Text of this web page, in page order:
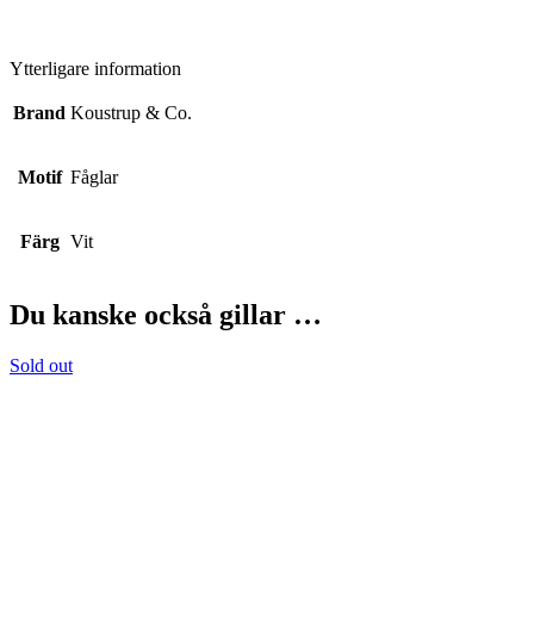
Ytterligare information
Brand Koustrup & Co.
Motif Fåglar
Färg Vit
Du kanske också gillar …
Sold out